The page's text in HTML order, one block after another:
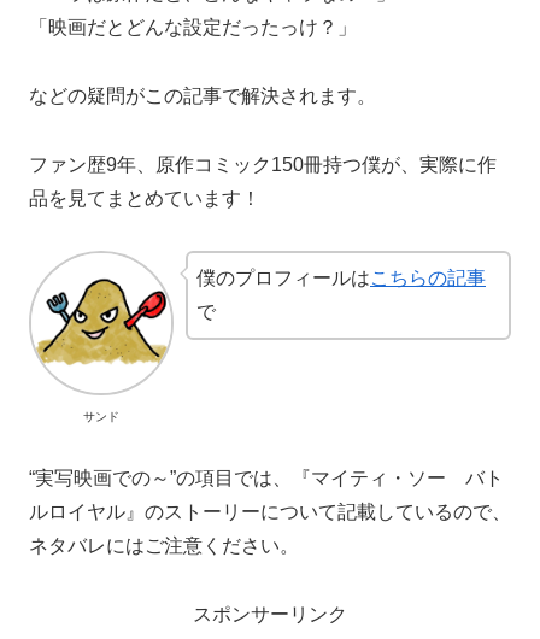
「映画だとどんな設定だったっけ？」
などの疑問がこの記事で解決されます。
ファン歴9年、原作コミック150冊持つ僕が、実際に作
品を見てまとめています！
サンド
僕のプロフィールはこちらの記事
で
“実写映画での～”の項目では、『マイティ・ソー バト
ルロイヤル』のストーリーについて記載しているので、
ネタバレにはご注意ください。
スポンサーリンク